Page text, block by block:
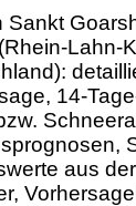
Sankt
Lahn-
14-
aus